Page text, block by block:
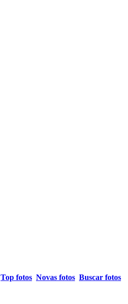
Top fotos Novas fotos Buscar fotos